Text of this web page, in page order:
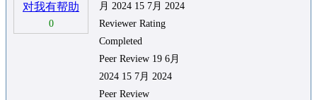
对我有帮助
0
月 2024 15 7月 2024
Reviewer Rating
Completed
Peer Review 19 6月
2024 15 7月 2024
Peer Review